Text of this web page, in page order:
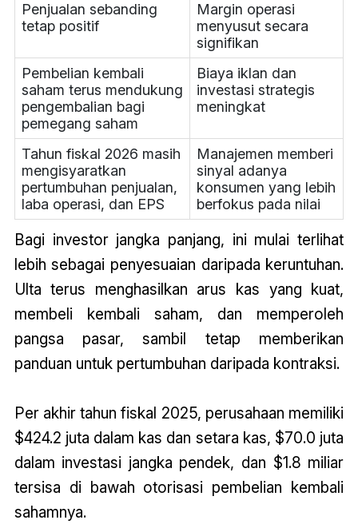
Penjualan sebanding
tetap positif
Margin operasi
menyusut secara
signifikan
Pembelian kembali
saham terus mendukung
pengembalian bagi
pemegang saham
Biaya iklan dan
investasi strategis
meningkat
Tahun fiskal 2026 masih
mengisyaratkan
pertumbuhan penjualan,
laba operasi, dan EPS
Manajemen memberi
sinyal adanya
konsumen yang lebih
berfokus pada nilai
Bagi investor jangka panjang, ini mulai terlihat
lebih sebagai penyesuaian daripada keruntuhan.
Ulta terus menghasilkan arus kas yang kuat,
membeli kembali saham, dan memperoleh
pangsa pasar, sambil tetap memberikan
panduan untuk pertumbuhan daripada kontraksi.
Per akhir tahun fiskal 2025, perusahaan memiliki
$424.2 juta dalam kas dan setara kas, $70.0 juta
dalam investasi jangka pendek, dan $1.8 miliar
tersisa di bawah otorisasi pembelian kembali
sahamnya.